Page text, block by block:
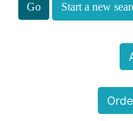
Start a new